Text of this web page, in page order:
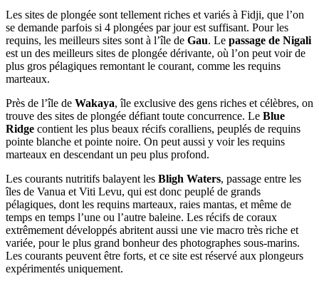
Les sites de plongée sont tellement riches et variés à Fidji, que l’on
se demande parfois si 4 plongées par jour est suffisant. Pour les
requins, les meilleurs sites sont à l’île de Gau. Le passage de Nigali
est un des meilleurs sites de plongée dérivante, où l’on peut voir de
plus gros pélagiques remontant le courant, comme les requins
marteaux.
Près de l’île de Wakaya, île exclusive des gens riches et célèbres, on
trouve des sites de plongée défiant toute concurrence. Le Blue
Ridge contient les plus beaux récifs coralliens, peuplés de requins
pointe blanche et pointe noire. On peut aussi y voir les requins
marteaux en descendant un peu plus profond.
Les courants nutritifs balayent les Bligh Waters, passage entre les
îles de Vanua et Viti Levu, qui est donc peuplé de grands
pélagiques, dont les requins marteaux, raies mantas, et même de
temps en temps l’une ou l’autre baleine. Les récifs de coraux
extrêmement développés abritent aussi une vie macro très riche et
variée, pour le plus grand bonheur des photographes sous-marins.
Les courants peuvent être forts, et ce site est réservé aux plongeurs
expérimentés uniquement.